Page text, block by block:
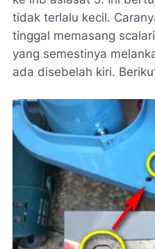
tidak terlalu kecil.
tinggal memasang
yang semestinya
ada disebelah kiri.